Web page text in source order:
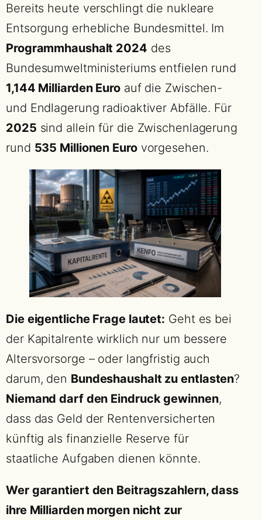
Bereits heute verschlingt die nukleare
Entsorgung erhebliche Bundesmittel. Im
Programmhaushalt 2024 des
Bundesumweltministeriums entfielen rund
1,144 Milliarden Euroauf die Zwischen-
und Endlagerung radioaktiver Abfälle. Für
2025 sind allein für die Zwischenlagerung
rund 535 Millionen Eurovorgesehen.
Die eigentliche Frage lautet: Geht es bei
der Kapitalrente wirklich nur um bessere
Altersvorsorge – oder langfristig auch
darum, den Bundeshaushalt zu entlasten?
Niemand darf den Eindruck gewinnen,
dass das Geld der Rentenversicherten
künftig als finanzielle Reserve für
staatliche Aufgaben dienen könnte.
Wer garantiert den Beitragszahlern, dass
ihre Milliarden morgen nicht zur